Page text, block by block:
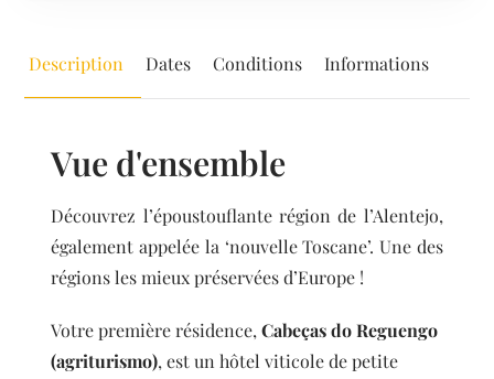
Description Dates Conditions Informations
Vue d'ensemble
Découvrez l’époustouflante région de l’Alentejo,
également appelée la ‘nouvelle Toscane’. Une des
régions les mieux préservées d’Europe !
Votre première résidence,Cabeças do Reguengo
(agriturismo), est un hôtel viticole de petite